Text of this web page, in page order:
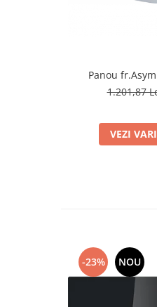
Panou
1.201,87
VEZI
-23% NOU